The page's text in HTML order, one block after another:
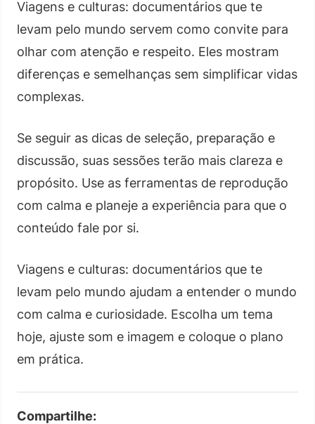
Viagens e culturas: documentários que te
levam pelo mundo servem como convite para
olhar com atenção e respeito. Eles mostram
diferenças e semelhanças sem simplificar vidas
complexas.
Se seguir as dicas de seleção, preparação e
discussão, suas sessões terão mais clareza e
propósito. Use as ferramentas de reprodução
com calma e planeje a experiência para que o
conteúdo fale por si.
Viagens e culturas: documentários que te
levam pelo mundo ajudam a entender o mundo
com calma e curiosidade. Escolha um tema
hoje, ajuste som e imagem e coloque o plano
em prática.
Compartilhe: